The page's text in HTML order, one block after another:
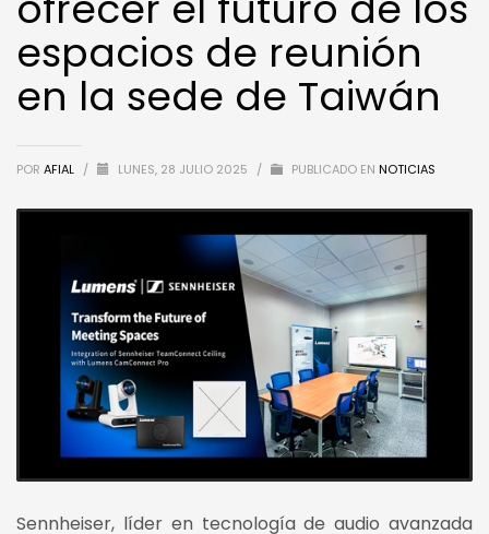
espacios de reunión
en la sede de Taiwán
POR AFIAL / LUNES, 28 JULIO 2025 / PUBLICADO EN NOTICIAS
Sennheiser, líder en tecnología de audio avanzada